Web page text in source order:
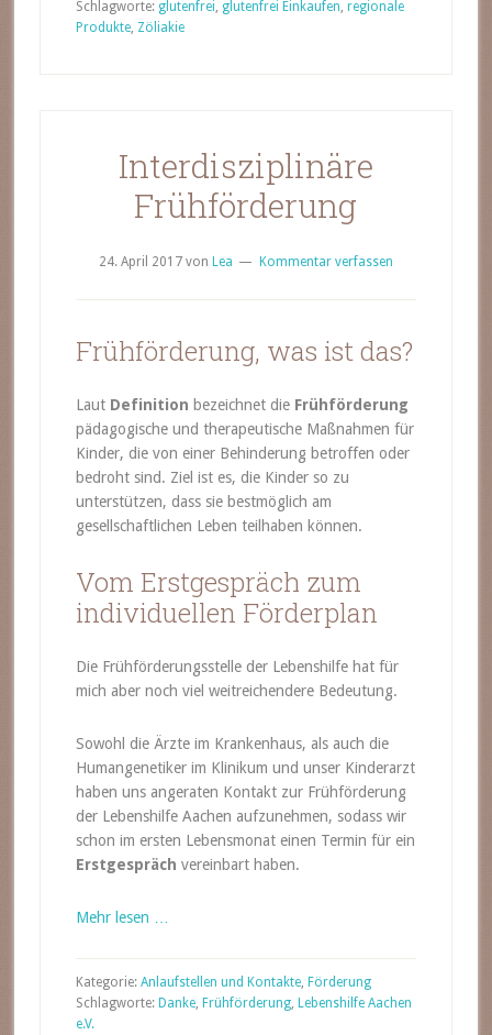
Schlagworte: glutenfrei, glutenfrei Einkaufen, regionale
Produkte, Zöliakie
Interdisziplinäre
Frühförderung
24. April 2017von Lea Kommentar verfassen
Frühförderung, was ist das?
Laut Definition bezeichnet die Frühförderung
pädagogische und therapeutische Maßnahmen für
Kinder, die von einer Behinderung betroffen oder
bedroht sind. Ziel ist es, die Kinder so zu
unterstützen, dass sie bestmöglich am
gesellschaftlichen Leben teilhaben können.
Vom Erstgespräch zum
individuellen Förderplan
Die Frühförderungsstelle der Lebenshilfe hat für
mich aber noch viel weitreichendere Bedeutung.
Sowohl die Ärzte im Krankenhaus, als auch die
Humangenetiker im Klinikum und unser Kinderarzt
haben uns angeraten Kontakt zur Frühförderung
der Lebenshilfe Aachen aufzunehmen, sodass wir
schon im ersten Lebensmonat einen Termin für ein
Erstgespräch vereinbart haben.
Mehr lesen …
Kategorie: Anlaufstellen und Kontakte, Förderung
Schlagworte: Danke, Frühförderung, Lebenshilfe Aachen
e.V.